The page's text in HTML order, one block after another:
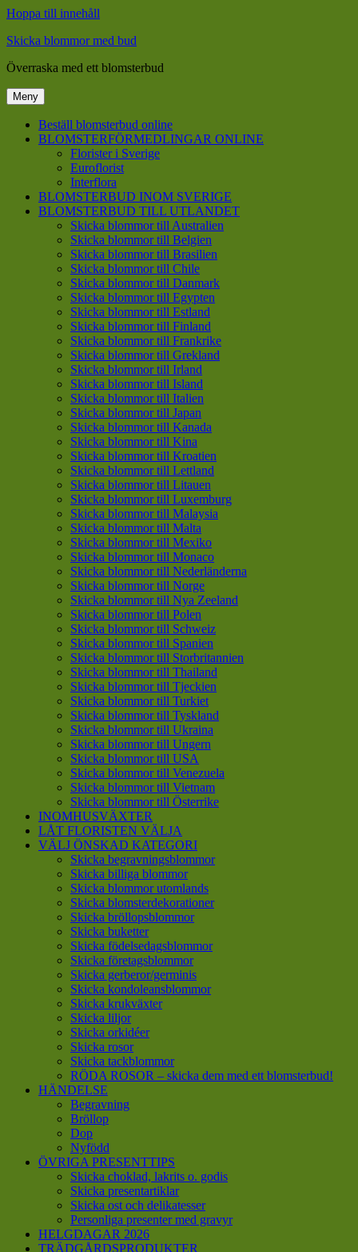
Hoppa till innehåll
Skicka blommor med bud
Överraska med ett blomsterbud
Meny
Beställ blomsterbud online
BLOMSTERFÖRMEDLINGAR ONLINE
Florister i Sverige
Euroflorist
Interflora
BLOMSTERBUD INOM SVERIGE
BLOMSTERBUD TILL UTLANDET
Skicka blommor till Australien
Skicka blommor till Belgien
Skicka blommor till Brasilien
Skicka blommor till Chile
Skicka blommor till Danmark
Skicka blommor till Egypten
Skicka blommor till Estland
Skicka blommor till Finland
Skicka blommor till Frankrike
Skicka blommor till Grekland
Skicka blommor till Irland
Skicka blommor till Island
Skicka blommor till Italien
Skicka blommor till Japan
Skicka blommor till Kanada
Skicka blommor till Kina
Skicka blommor till Kroatien
Skicka blommor till Lettland
Skicka blommor till Litauen
Skicka blommor till Luxemburg
Skicka blommor till Malaysia
Skicka blommor till Malta
Skicka blommor till Mexiko
Skicka blommor till Monaco
Skicka blommor till Nederländerna
Skicka blommor till Norge
Skicka blommor till Nya Zeeland
Skicka blommor till Polen
Skicka blommor till Schweiz
Skicka blommor till Spanien
Skicka blommor till Storbritannien
Skicka blommor till Thailand
Skicka blommor till Tjeckien
Skicka blommor till Turkiet
Skicka blommor till Tyskland
Skicka blommor till Ukraina
Skicka blommor till Ungern
Skicka blommor till USA
Skicka blommor till Venezuela
Skicka blommor till Vietnam
Skicka blommor till Österrike
INOMHUSVÄXTER
LÅT FLORISTEN VÄLJA
VÄLJ ÖNSKAD KATEGORI
Skicka begravningsblommor
Skicka billiga blommor
Skicka blommor utomlands
Skicka blomsterdekorationer
Skicka bröllopsblommor
Skicka buketter
Skicka födelsedagsblommor
Skicka företagsblommor
Skicka gerberor/germinis
Skicka kondoleansblommor
Skicka krukväxter
Skicka liljor
Skicka orkidéer
Skicka rosor
Skicka tackblommor
RÖDA ROSOR – skicka dem med ett blomsterbud!
HÄNDELSE
Begravning
Bröllop
Dop
Nyfödd
ÖVRIGA PRESENTTIPS
Skicka choklad, lakrits o. godis
Skicka presentartiklar
Skicka ost och delikatesser
Personliga presenter med gravyr
HELGDAGAR 2026
TRÄDGÅRDSPRODUKTER